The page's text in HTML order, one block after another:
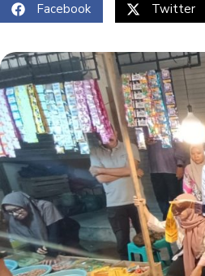
Facebook Twitter